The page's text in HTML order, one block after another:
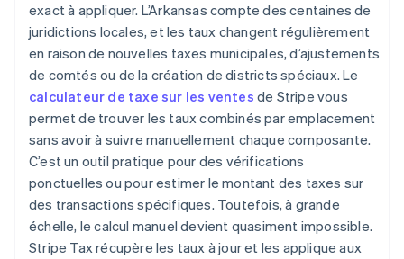
exact à appliquer. L’Arkansas compte des centaines de
juridictions locales, et les taux changent régulièrement
en raison de nouvelles taxes municipales, d’ajustements
de comtés ou de la création de districts spéciaux. Le
calculateur de taxe sur les ventes de Stripe vous
permet de trouver les taux combinés par emplacement
sans avoir à suivre manuellement chaque composante.
C’est un outil pratique pour des vérifications
ponctuelles ou pour estimer le montant des taxes sur
des transactions spécifiques. Toutefois, à grande
échelle, le calcul manuel devient quasiment impossible.
Stripe Tax récupère les taux à jour et les applique aux